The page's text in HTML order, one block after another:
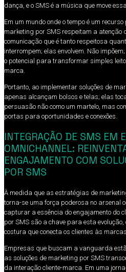
dança, e o SMS é a música que move
Em um mundo onde o tempo é um
marketing por SMS respeitam a atenção
comunicação que é tanto respeitosa
interrompem; elas envolvem. Não
o potencial para transformar simples
marca.
Portanto, ao implementar soluções de
apenas alcançam bolsos e telas; elas
persuasão não como um martelo, mas
portas para oportunidades e conexões.
INTEGRAÇÃO DE SMS EM
OMNICHANNEL:
ENGAJAMENTO COM
POR SMS
À medida que as estratégias de
torna-se uma força poderosa no arsenal
capturar a essência do engajamento do
por SMS são a chave para esta
costura que conecta os clientes às
Empresas que buscam a vanguarda
as soluções de marketing por SMS
da interação cliente-marca. Em uma